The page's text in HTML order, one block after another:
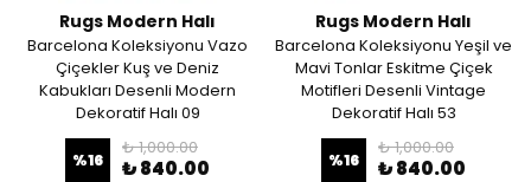
Rugs Modern Halı
Barcelona Koleksiyonu Vazo
Çiçekler Kuş ve Deniz
Kabukları Desenli Modern
Dekoratif Halı 09
%16
₺ 1,000.00
₺ 840.00
Rugs Modern Halı
Barcelona Koleksiyonu Yeşil ve
Mavi Tonlar Eskitme Çiçek
Motifleri Desenli Vintage
Dekoratif Halı 53
%16
₺ 1,000.00
₺ 840.00